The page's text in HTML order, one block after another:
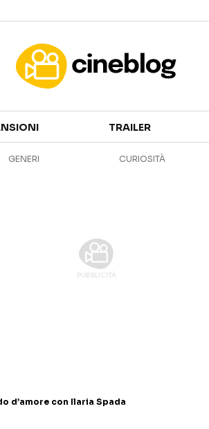
CANALI STREAMING
TRAILER
GENERI CURIOSITÀ
d’amore con Ilaria Spada